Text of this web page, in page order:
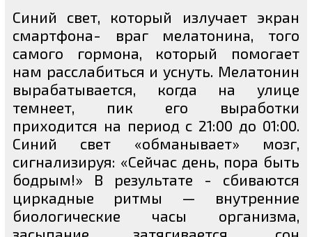
Синий свет, который излучает экран
смартфона- враг мелатонина, того
самого гормона, который помогает
нам расслабиться и уснуть. Мелатонин
вырабатывается, когда на улице
темнеет, пик его выработки
приходится на период с 21:00 до 01:00.
Синий свет «обманывает» мозг,
сигнализируя: «Сейчас день, пора быть
бодрым!» В результате - сбиваются
циркадные ритмы — внутренние
биологические часы организма,